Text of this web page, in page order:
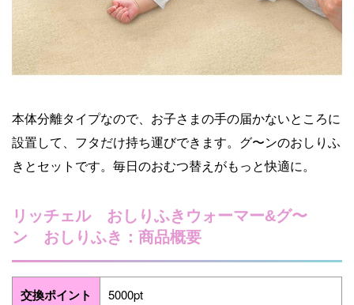
本体分離タイプなので、お子さまの手の届かないところに
設置して、フタだけ持ち運びできます。グ〜ンのおしりふ
きとセットです。毎日のおむつ替えがもっと快適に。
リッチェル おしりふきウォーマー&グ〜
ン おしりふき：商品概要
交換ポイント 5000pt